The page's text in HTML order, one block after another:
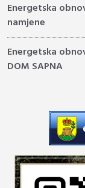
Energetska
namjene
Energetska
DOM SAPNA